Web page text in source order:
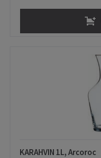
KARAHVIN 1L, Arcoroc